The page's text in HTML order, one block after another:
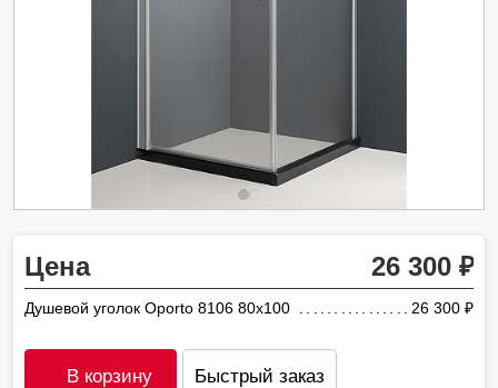
Цена 26 300
Душевой уголок Oporto 8106 80x100 26 300
В корзину Быстрый заказ